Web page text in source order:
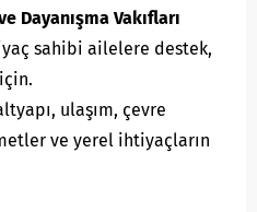
Dayanışma Vakıfları
sahibi ailelere destek,
ulaşım, çevre
ve yerel ihtiyaçların